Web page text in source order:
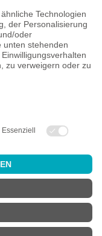
angegeben.
müssen Siemindestens